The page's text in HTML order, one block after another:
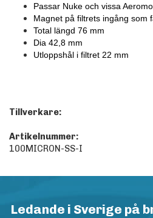
Passar Nuke och vissa
Magnet på filtrets ingång som
Total längd 76 mm
Dia 42,8 mm
Utloppshål i filtret 22 mm
Tillverkare:
Artikelnummer:
100MICRON-SS-I
Ledande i Sverige på